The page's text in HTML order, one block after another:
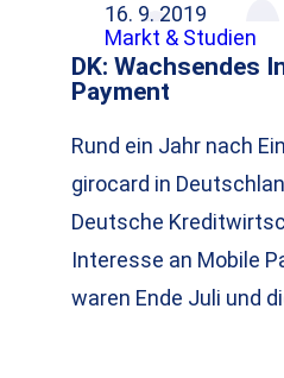
16. 9. 2019
Markt & Studien
DK: Wachsendes
Payment
Rund ein Jahr nach
girocard in
Deutsche
Interesse an Mobile
waren Ende Juli und